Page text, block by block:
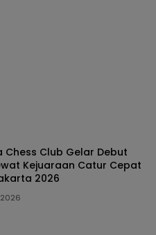
Chess Club Gelar Debut
Kejuaraan Catur Cepat
2026